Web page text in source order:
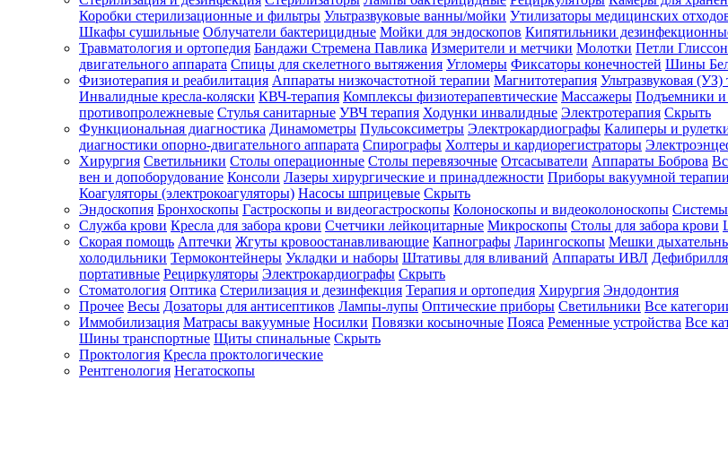
Зарегистрироваться
Зачем
регистрироваться?
Все
покупки
в
одном
месте
Личный
менеджер
Отслеживание
статуса
заказа
Коробки стерилизационные и фильтры Ультразвуковые ванны/мойки Утилизаторы медицинских
Шкафы сушильные Облучатели бактерицидные Мойки для эндоскопов Кипятильники
Травматология и ортопедия Бандажи Стремена Павлика Измерители и метчики Молотки Петли
двигательного аппарата Спицы для скелетного вытяжения Угломеры Фиксаторы конечностей Шины
Физиотерапия и реабилитация Аппараты низкочастотной терапии Магнитотерапия Ультразвуковая (УЗ)
Инвалидные кресла-коляски КВЧ-терапия Комплексы физиотерапевтические Массажеры Подъемники и
противопролежневые Стулья санитарные УВЧ терапия Ходунки инвалидные Электротерапия Скрыть
Функциональная диагностика Динамометры Пульсоксиметры Электрокардиографы Калиперы и
диагностики опорно-двигательного аппарата Спирографы Холтеры и кардиорегистраторы
Хирургия Светильники Столы операционные Столы перевязочные Отсасыватели Аппараты Боброва
вен и допоборудование Консоли Лазеры хирургические и принадлежности Приборы вакуумной терапии
Коагуляторы (электрокоагуляторы) Насосы шприцевые Скрыть
Эндоскопия Бронхоскопы Гастроскопы и видеогастроскопы Колоноскопы и видеоколоноскопы Системы
Служба крови Кресла для забора крови Счетчики лейкоцитарные Микроскопы Столы для забора крови
Скорая помощь Аптечки Жгуты кровоостанавливающие Капнографы Ларингоскопы Мешки
холодильники Термоконтейнеры Укладки и наборы Штативы для вливаний Аппараты ИВЛ
портативные Рециркуляторы Электрокардиографы Скрыть
Стоматология Оптика Стерилизация и дезинфекция Терапия и ортопедия Хирургия Эндодонтия
Прочее Весы Дозаторы для антисептиков Лампы-лупы Оптические приборы Светильники Все
Иммобилизация Матрасы вакуумные Носилки Повязки косыночные Пояса Ременные устройства Все
Шины транспортные Щиты спинальные Скрыть
Проктология Кресла проктологические
Рентгенология Негатоскопы